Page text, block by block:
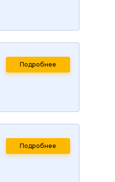
Подробнее
Подробнее